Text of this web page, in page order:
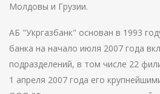
Молдовы и Грузии.
АБ "Укргазбанк" основан в 1993
банка на начало июля 2007 года
подразделений, в том числе 22
1 апреля 2007 года его